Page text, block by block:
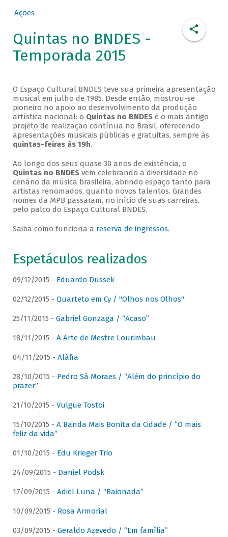
Ações
Quintas no BNDES -
Temporada 2015
O Espaço Cultural BNDES teve sua primeira apresentação
musical em julho de 1985. Desde então, mostrou-se
pioneiro no apoio ao desenvolvimento da produção
artística nacional: o Quintas no BNDESé o mais antigo
projeto de realização contínua no Brasil, oferecendo
apresentações musicais públicas e gratuitas, sempre às
quintas-feiras às 19h.
Ao longo dos seus quase 30 anos de existência, o
Quintas no BNDESvem celebrando a diversidade no
cenário da música brasileira, abrindo espaço tanto para
artistas renomados, quanto novos talentos. Grandes
nomes da MPB passaram, no início de suas carreiras,
pelo palco do Espaço Cultural BNDES.
Saiba como funciona a reserva de ingressos.
Espetáculos realizados
09/12/2015 - Eduardo Dussek
02/12/2015 - Quarteto em Cy / "Olhos nos Olhos"
25/11/2015 - Gabriel Gonzaga / “Acaso”
18/11/2015 - A Arte de Mestre Lourimbau
04/11/2015 - Aláfia
28/10/2015 - Pedro Sá Moraes / “Além do princípio do
prazer”
21/10/2015 - Vulgue Tostoi
15/10/2015 - A Banda Mais Bonita da Cidade / “O mais
feliz da vida”
01/10/2015 - Edu Krieger Trio
24/09/2015 - Daniel Podsk
17/09/2015 - Adiel Luna / “Baionada”
10/09/2015 - Rosa Armorial
03/09/2015 - Geraldo Azevedo / “Em família”